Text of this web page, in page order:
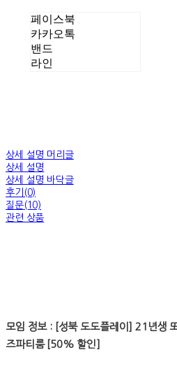
페이스북
카카오톡
밴드
라인
상세 설명 머리글
상세 설명
상세 설명 바닥글
후기(0)
질문(10)
관련 상품
모임 정보 : [성북 도도플레이] 21년생
즈파티룸 [50% 할인]